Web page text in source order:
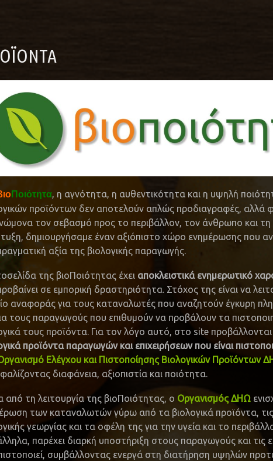
Ποιότητα, η αγνότητα, η αυθεντικότητα και η υψηλή
προϊόντων δεν αποτελούν απλώς προδιαγραφές, αλλά
τον σεβασμό προς το περιβάλλον, τον άνθρωπο και τη
δημιουργήσαμε έναν αξιόπιστο χώρο ενημέρωσης που
αξία της βιολογικής παραγωγής.
της βιοΠοιότητας έχει αποκλειστικά ενημερωτικό
σε εμπορική δραστηριότητα. Στόχος της είναι να
αναφοράς για τους καταναλωτές που αναζητούν έγκυρη
τους παραγωγούς που επιθυμούν να προβάλουν τα
τους προϊόντα. Για τον λόγο αυτό, στο site προβάλλονται
προϊόντα παραγωγών και επιχειρήσεων που είναι
Ελέγχου και Πιστοποίησης Βιολογικών Προϊόντων
διαφάνεια, αξιοπιστία και ποιότητα.
από τη λειτουργία της βιοΠοιότητας, ο Οργανισμός ΔΗΩ
των καταναλωτών γύρω από τα βιολογικά προϊόντα,
γεωργίας και τα οφέλη της για την υγεία και το
παρέχει διαρκή υποστήριξη στους παραγωγούς και τις
συμβάλλοντας ενεργά στη διατήρηση υψηλών